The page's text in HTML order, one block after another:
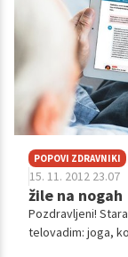
POPOVI ZDRAVNIKI
15. 11. 2012 23.07
žile na nogah
Pozdravljeni!
telovadim: joga,